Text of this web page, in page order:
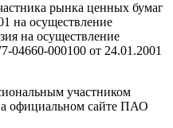
рынка ценных бумаг
на осуществление
на осуществление
04660-000100 от 24.01.2001
участником
официальном сайте ПАО